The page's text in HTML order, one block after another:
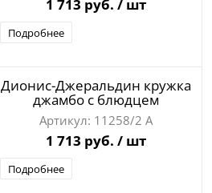
1 713 руб. / шт
Подробнее
Дионис-Джеральдин кружка
джамбо с блюдцем
11258/2 А
1 713 руб. / шт
Подробнее